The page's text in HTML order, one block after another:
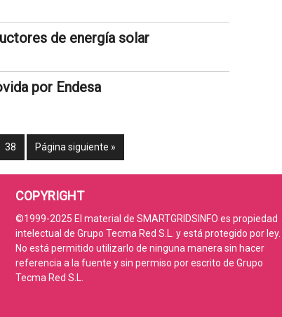
de energía solar
por Endesa
38 Página siguiente »
COPYRIGHT
©1999-2025 El material de SMARTGRIDSINFO es propiedad
intelectual de Grupo Tecma Red S.L. y está protegido por ley.
No está permitido utilizarlo de ninguna manera sin hacer
referencia a la fuente y sin permiso por escrito de Grupo
Tecma Red S.L.